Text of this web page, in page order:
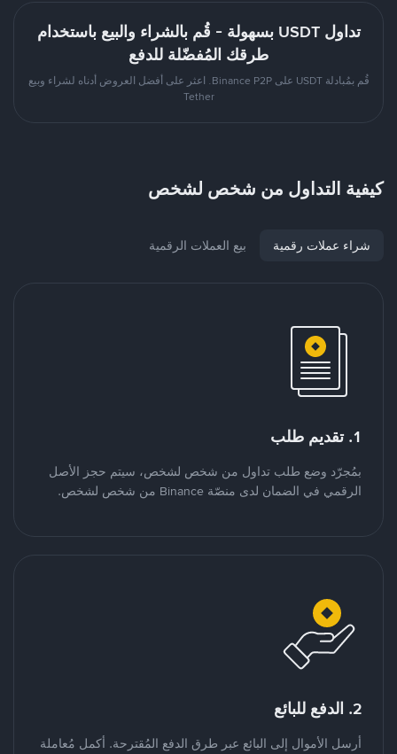
تداول USDT بسهولة - قُم بالشراء والبيع باستخدام
طرقك المُفضّلة للدفع
قُم بمُبادلة USDT على Binance P2P. اعثر على أفضل العروض أدناه لشراء وبيع
Tether
كيفية التداول من شخص لشخص
شراء عملات رقمية بيع العملات الرقمية
1. تقديم طلب
بمُجرّد وضع طلب تداول من شخص لشخص، سيتم حجز الأصل
الرقمي في الضمان لدى منصّة Binance من شخص لشخص.
2. الدفع للبائع
أرسل الأموال إلى البائع عبر طرق الدفع المُقترحة. أكمل مُعاملة